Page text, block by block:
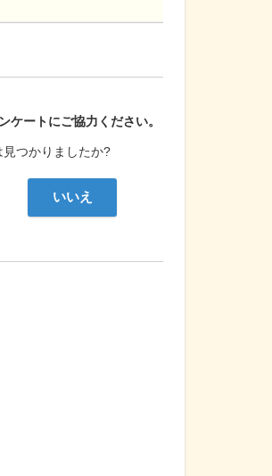
ケートにご協力ください。
つかりましたか?
いいえ